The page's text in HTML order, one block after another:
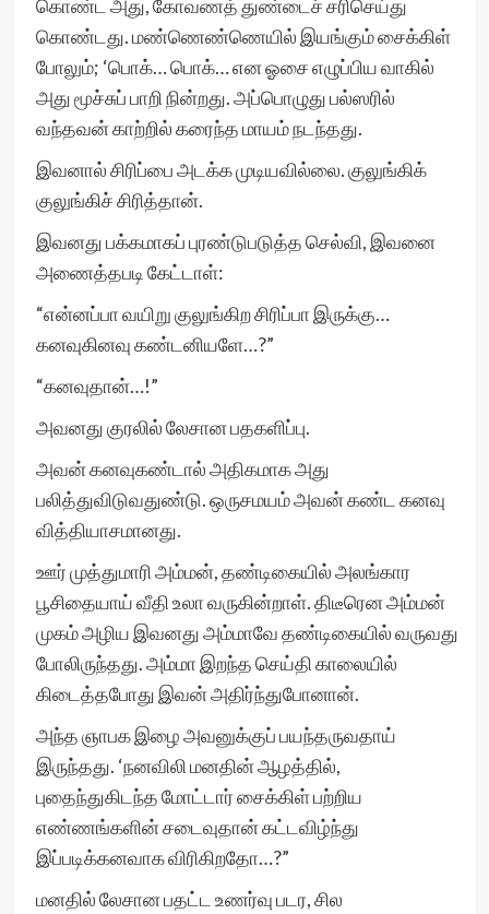
கொண்ட அது, கோவணத் துண்டைச் சரிசெய்து
கொண்டது. மண்ணெண்ணெயில் இயங்கும் சைக்கிள்
போலும்; ‘பொக்… பொக்… என ஓசை எழுப்பிய வாகில்
அது மூச்சுப் பாறி நின்றது. அப்பொழுது பல்ஸரில்
வந்தவன் காற்றில் கரைந்த மாயம் நடந்தது.
இவனால் சிரிப்பை அடக்க முடியவில்லை. குலுங்கிக்
குலுங்கிச் சிரித்தான்.
இவனது பக்கமாகப் புரண்டுபடுத்த செல்வி, இவனை
அணைத்தபடி கேட்டாள்:
“என்னப்பா வயிறு குலுங்கிற சிரிப்பா இருக்கு…
கனவுகினவு கண்டனியளே…?”
“கனவுதான்…!”
அவனது குரலில் லேசான பதகளிப்பு.
அவன் கனவுகண்டால் அதிகமாக அது
பலித்துவிடுவதுண்டு. ஒருசமயம் அவன் கண்ட கனவு
வித்தியாசமானது.
ஊர் முத்துமாரி அம்மன், தண்டிகையில் அலங்கார
பூசிதையாய் வீதி உலா வருகின்றாள். திடீரென அம்மன்
முகம் அழிய இவனது அம்மாவே தண்டிகையில் வருவது
போலிருந்தது. அம்மா இறந்த செய்தி காலையில்
கிடைத்தபோது இவன் அதிர்ந்துபோனான்.
அந்த ஞாபக இழை அவனுக்குப் பயந்தருவதாய்
இருந்தது. ‘நனவிலி மனதின் ஆழத்தில்,
புதைந்துகிடந்த மோட்டார் சைக்கிள் பற்றிய
எண்ணங்களின் சடைவுதான் கட்டவிழ்ந்து
இப்படிக்கனவாக விரிகிறதோ…?”
மனதில் லேசான பதட்ட உணர்வு படர, சில